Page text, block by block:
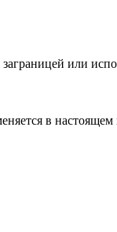
или
в настоящем